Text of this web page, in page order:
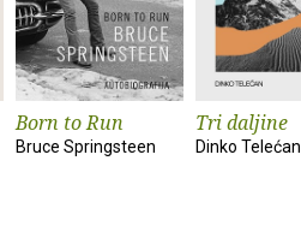
Born to Run
Bruce Springsteen
Tri daljine
Dinko Telećan